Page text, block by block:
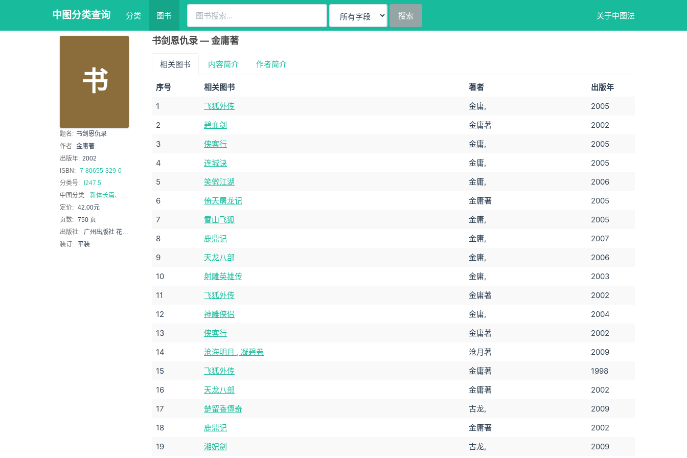
中图分类查询 分类 图书 搜索 关于中图法
书
题名: 书剑恩仇录
作者: 金庸著
出版年: 2002
ISBN: 7-80655-329-0
分类号:
I247.5
中图分类: 新体长篇、中篇小说
定价: 42.00元
页数: 750 页
出版社: 广州出版社 花城出版社
装订: 平装
书剑恩仇录 — 金庸著
相关图书 内容简介 作者简介
序号 相关图书 著者
出版年
1
飞狐外传 金庸,
2005
2
碧血剑 金庸著
2002
3
侠客行 金庸,
2005
4
连城诀 金庸,
2005
5
笑傲江湖 金庸,
2006
6
倚天屠龙记 金庸著
2005
7
雪山飞狐 金庸,
2005
8
鹿鼎记 金庸,
2007
9
天龙八部 金庸,
2006
10
射雕英雄传 金庸,
2003
11
飞狐外传 金庸著
2002
12
神雕侠侣 金庸,
2004
13
侠客行 金庸著
2002
14
沧海明月 , 凝碧卷 沧月著
2009
15
飞狐外传 金庸著
1998
16
天龙八部 金庸著
2002
17
楚留香傳奇 古龙,
2009
18
鹿鼎记 金庸著
2002
19
湘妃劍 古龙, 2009